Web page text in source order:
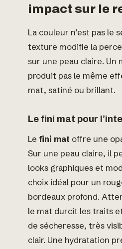
impact sur le
La couleur n’est pas le
texture modifie la
sur une peau claire. Un
produit pas le même
mat, satiné ou brillant.
Le fini mat pour
Le fini mat offre une
Sur une peau claire, il
looks graphiques et
choix idéal pour un
bordeaux profond.
le mat durcit les traits
de sécheresse, très
clair. Une hydratation